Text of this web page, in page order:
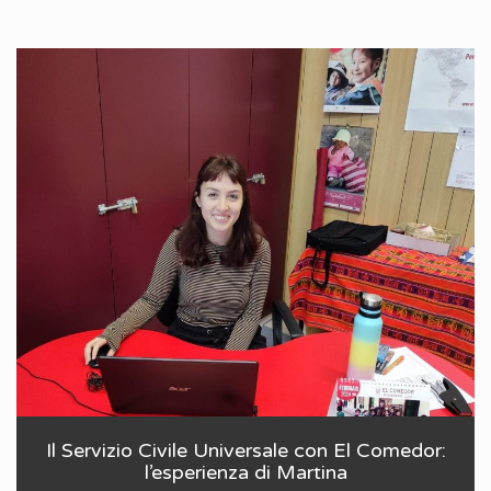
Il Servizio Civile Universale con El Comedor:
l’esperienza di Martina